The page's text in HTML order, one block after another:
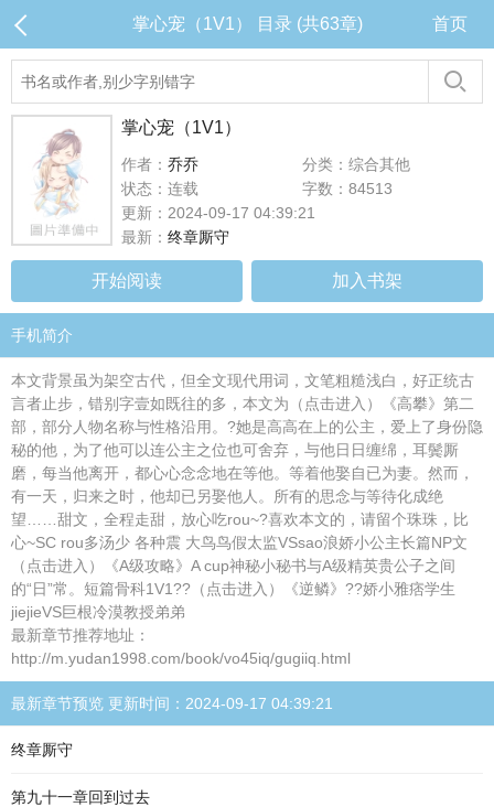
掌心宠（1V1） 目录 (共63章) 首页
掌心宠（1V1）
作者： 乔乔
分类：综合其他
状态：连载
字数：84513
更新：2024-09-17 04:39:21
最新： 终章厮守
开始阅读 加入书架
手机简介
本文背景虽为架空古代，但全文现代用词，文笔粗糙浅白，好正统古
言者止步，错别字壹如既往的多，本文为（点击进入）《高攀》第二
部，部分人物名称与性格沿用。?她是高高在上的公主，爱上了身份隐
秘的他，为了他可以连公主之位也可舍弃，与他日日缠绵，耳鬓厮
磨，每当他离开，都心心念念地在等他。等着他娶自已为妻。然而，
有一天，归来之时，他却已另娶他人。所有的思念与等待化成绝
望……甜文，全程走甜，放心吃rou~?喜欢本文的，请留个珠珠，比
心~SC rou多汤少 各种震 大鸟鸟假太监VSsao浪娇小公主长篇NP文
（点击进入）《A级攻略》A cup神秘小秘书与A级精英贵公子之间
的“日”常。短篇骨科1V1??（点击进入）《逆鳞》??娇小雅痞学生
jiejieVS巨根冷漠教授弟弟
最新章节推荐地址：
http://m.yudan1998.com/book/vo45iq/gugiiq.html
最新章节预览 更新时间：2024-09-17 04:39:21
终章厮守
第九十一章回到过去